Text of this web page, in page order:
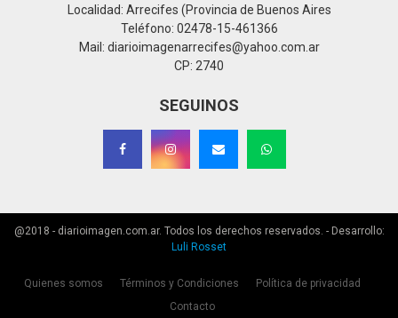
Localidad: Arrecifes (Provincia de Buenos Aires
Teléfono: 02478-15-461366
Mail: diarioimagenarrecifes@yahoo.com.ar
CP: 2740
SEGUINOS
@2018 - diarioimagen.com.ar. Todos los derechos reservados. - Desarrollo:
Luli Rosset
Quienes somos Términos y Condiciones
Política de privacidad
Contacto